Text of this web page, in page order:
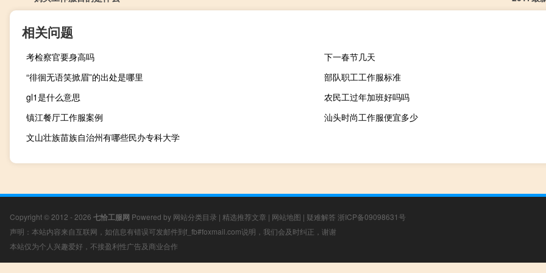
相关问题
考检察官要身高吗
下一春节几天
“徘徊无语笑掀眉”的出处是哪里
部队职工工作服标准
gl1是什么意思
农民工过年加班好吗吗
镇江餐厅工作服案例
汕头时尚工作服便宜多少
文山壮族苗族自治州有哪些民办专科大学
Copyright © 2012 - 2026 七恰工服网 Powered by 网站分类目录 | 精选推荐文章 | 网站地图 | 疑难解答 浙ICP备09098631号
声明：本站内容来自互联网，如信息有错误可发邮件到f_fb#foxmail.com说明，我们会及时纠正，谢谢
本站仅为个人兴趣爱好，不接盈利性广告及商业合作